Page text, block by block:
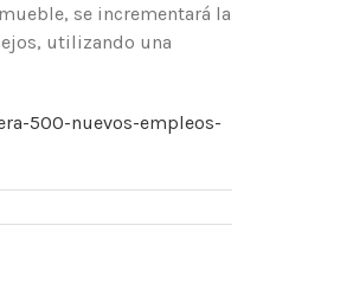
se incrementará la
utilizando una
500-nuevos-empleos-